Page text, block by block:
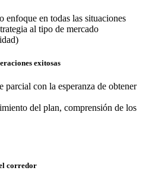
enfoque en todas las situaciones
al tipo de mercado
exitosas
parcial con la esperanza de obtener
del plan, comprensión de los
corredor